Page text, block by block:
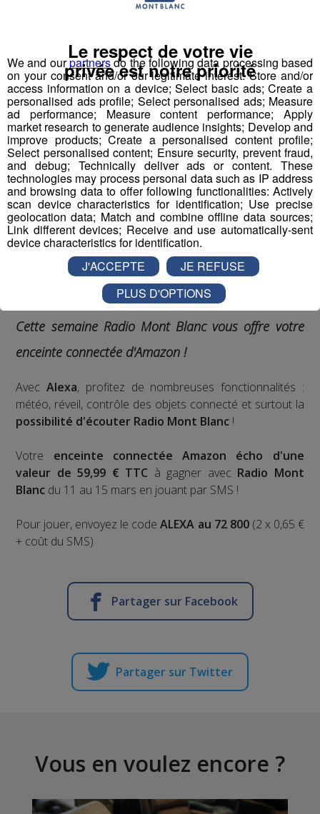
Radio Mont Blanc
Animation
Jeux Cloturés
Cette semaine Radio Mont Blanc vous offre votre
enceinte connectée d'Amazon !
AvecAlexa, profitez de nombreuses fonctionnalités :
météo, réveil, contrôle des objets connecté et surtout la
possibilité d'écouter Radio Mont Blanc !
Votre enceinte connectée Amazon écho d'une
valeur de 59,99 € TTC à gagner avec Radio Mont
Blanc du 11 au 15 mars en jouant par SMS !
Pour jouer, envoyez le codeALEXA au 72 800(2 x 0,65 €
+ coût du SMS)
Partager sur Facebook
Partager sur Twitter
Vous en voulez encore ?
We and ourpartnersdo the following data processing based
on your consent and/or our legitimate interest: Store and/or
access information on a device; Select basic ads; Create a
personalised ads profile; Select personalised ads; Measure
ad performance; Measure content performance; Apply
market research to generate audience insights; Develop and
improve products; Create a personalised content profile;
Select personalised content; Ensure security, prevent fraud,
and debug; Technically deliver ads or content. These
technologies may process personal data such as IP address
and browsing data to offer following functionalities: Actively
scan device characteristics for identification; Use precise
geolocation data; Match and combine offline data sources;
Link different devices; Receive and use automatically-sent
device characteristics for identification.
Le respect de votre vie
privée est notre priorité
J'ACCEPTE
JE REFUSE
PLUS D'OPTIONS